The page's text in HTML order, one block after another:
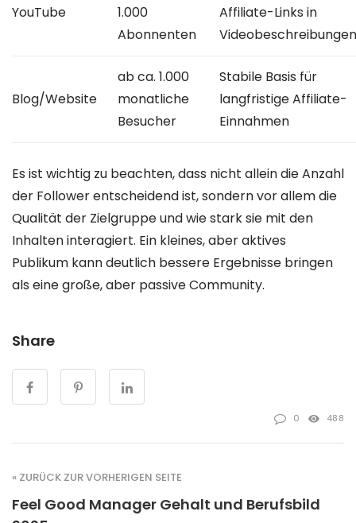
YouTube
1.000
Abonnenten
Affiliate-Links in
Videobeschreibungen
Blog/Website
ab ca. 1.000
monatliche
Besucher
Stabile Basis für
langfristige Affiliate-
Einnahmen
Es ist wichtig zu beachten, dass nicht allein die Anzahl
der Follower entscheidend ist, sondern vor allem die
Qualität der Zielgruppe und wie stark sie mit den
Inhalten interagiert. Ein kleines, aber aktives
Publikum kann deutlich bessere Ergebnisse bringen
als eine große, aber passive Community.
Share
0 488
« ZURÜCK ZUR VORHERIGEN SEITE
Feel Good Manager Gehalt und Berufsbild